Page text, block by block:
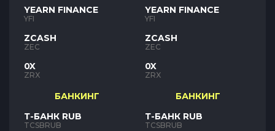
YEARN FINANCE
YFI
ZCASH
ZEC
0X
ZRX
БАНКИНГ
Т-БАНК RUB
TCSBRUB
YEARN FINANCE
YFI
ZCASH
ZEC
0X
ZRX
БАНКИНГ
Т-БАНК RUB
TCSBRUB